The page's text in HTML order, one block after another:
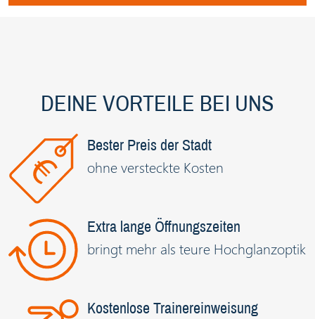
DEINE VORTEILE BEI UNS
Bester Preis der Stadt
ohne versteckte Kosten
Extra lange Öffnungszeiten
bringt mehr als teure Hochglanzoptik
Kostenlose Trainereinweisung